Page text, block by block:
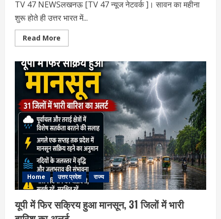
TV 47 NEWSलखनऊ [TV 47 न्‍यूज नेटवर्क ]। सावन का महीना
शुरू होते ही उत्तर भारत में...
Read More
more
यात्रा
को
लेकर
सीएम
योगी
सख्त:
अनुशासन,
सुरक्षा-
आस्था
के
संतुलन
पर
सरकार
का
बड़ा
संदेश
Home उत्तर प्रदेश राज्य
यूपी में फिर सक्रिय हुआ मानसून, 31 जिलों में भारी